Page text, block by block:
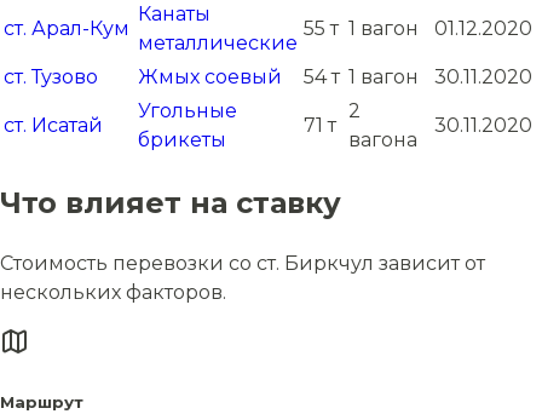
ст. Арал-Кум
Канаты
металлические
55 т 1 вагон 01.12.2020
ст. Тузово Жмых соевый 54 т 1 вагон 30.11.2020
ст. Исатай
Угольные
брикеты
71 т
2
вагона
30.11.2020
Что влияет на ставку
Стоимость перевозки со ст. Биркчул зависит от
нескольких факторов.
Маршрут